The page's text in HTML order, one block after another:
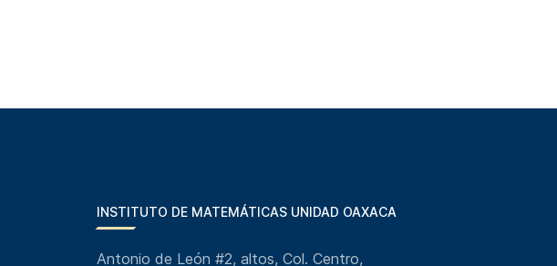
INSTITUTO DE MATEMÁTICAS UNIDAD OAXACA
Antonio de León #2, altos, Col. Centro,